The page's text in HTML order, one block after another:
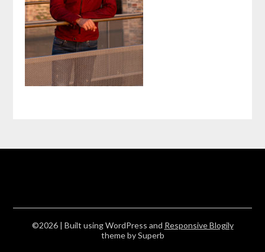
©2026 | Built using WordPress and Responsive Blogily
theme by Superb